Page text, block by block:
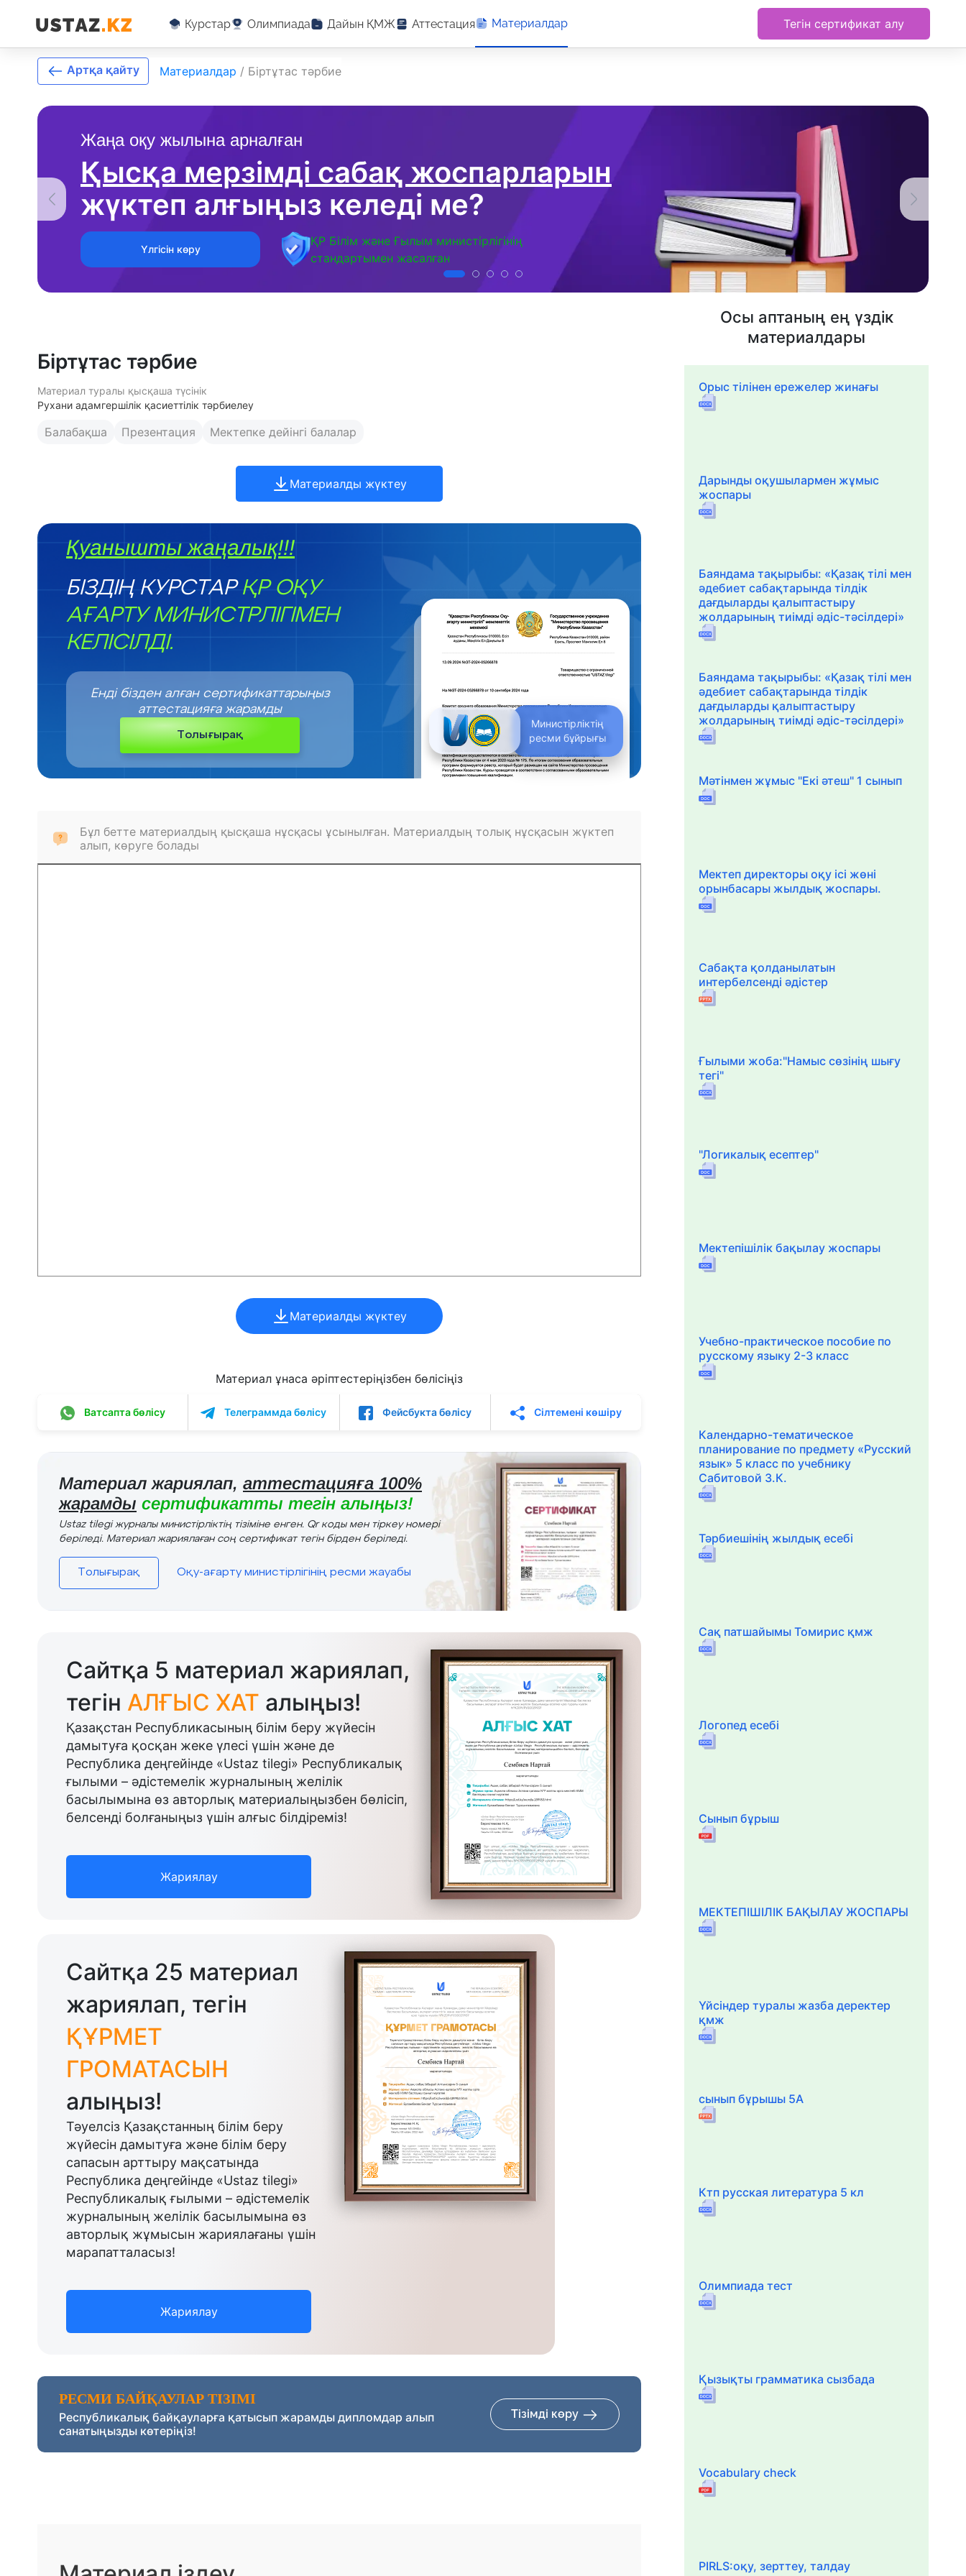
Курстар Олимпиада Дайын ҚМЖ Аттестация Материалдар Тегін сертификат алу
Жаңа оқу жылына арналған
Қысқа мерзімді сабақ жоспарларын
жүктеп алғыңыз келеді ме?
Үлгісін көру
ҚР Білім және Ғылым министірлігінің
стандартымен жасалған
Артқа қайту Материалдар / Біртұтас тәрбие
Біртұтас тәрбие
Материал туралы қысқаша түсінік
Рухани адамгершілік қасиеттілік тәрбиелеу
Балабақша Презентация Мектепке дейінгі балалар
Материалды жүктеу
Қуанышты жаңалық!!!
БІЗДІҢ КУРСТАР ҚР ОҚУ
АҒАРТУ МИНИСТРЛІГІМЕН
КЕЛІСІЛДІ.
Министірліктің
ресми бұйрығы
Енді бізден алған сертификаттарыңыз
аттестацияға жарамды
Толығырақ
Бұл бетте материалдың қысқаша нұсқасы ұсынылған. Материалдың толық нұсқасын жүктеп
алып, көруге болады
Материалды жүктеу
Материал ұнаса әріптестеріңізбен бөлісіңіз
Ватсапта бөлісу Телеграммда бөлісу Фейсбукта бөлісу Сілтемені көшіру
Материал жариялап, аттестацияға 100%
жарамды сертификатты тегін алыңыз!
Ustaz tilegi журналы министірліктің тізіміне енген. Qr коды мен тіркеу номері
беріледі. Материал жариялаған соң сертификат тегін бірден беріледі.
Толығырақ Оқу-ағарту министірлігінің ресми жауабы
Сайтқа 5 материал жариялап,
тегін АЛҒЫС ХАТ алыңыз!
Қазақстан Республикасының білім беру жүйесін
дамытуға қосқан жеке үлесі үшін және де
Республика деңгейінде «Ustaz tilegi» Республикалық
ғылыми – әдістемелік журналының желілік
басылымына өз авторлық материалыңызбен бөлісіп,
белсенді болғаныңыз үшін алғыс білдіреміз!
Жариялау
Сайтқа 25 материал
жариялап, тегін
ҚҰРМЕТ
ГРОМАТАСЫН
алыңыз!
Тәуелсіз Қазақстанның білім беру
жүйесін дамытуға және білім беру
сапасын арттыру мақсатында
Республика деңгейінде «Ustaz tilegi»
Республикалық ғылыми – әдістемелік
журналының желілік басылымына өз
авторлық жұмысын жариялағаны үшін
марапатталасыз!
Жариялау
РЕСМИ БАЙҚАУЛАР ТІЗІМІ
Республикалық байқауларға қатысып жарамды дипломдар алып
санатыңызды көтеріңіз!
Тізімді көру
Осы аптаның ең үздік
материалдары
Орыс тілінен ережелер жинағы
Дарынды оқушылармен жұмыс
жоспары
Баяндама тақырыбы: «Қазақ тілі мен
әдебиет сабақтарында тілдік
дағдыларды қалыптастыру
жолдарының тиімді әдіс-тәсілдері»
Баяндама тақырыбы: «Қазақ тілі мен
әдебиет сабақтарында тілдік
дағдыларды қалыптастыру
жолдарының тиімді әдіс-тәсілдері»
Мәтінмен жұмыс "Екі әтеш" 1 сынып
Мектеп директоры оқу ісі жөні
орынбасары жылдық жоспары.
Сабақта қолданылатын
интербелсенді әдістер
Ғылыми жоба:"Намыс сөзінің шығу
тегі"
"Логикалық есептер"
Мектепішілік бақылау жоспары
Учебно-практическое пособие по
русскому языку 2-3 класс
Календарно-тематическое
планирование по предмету «Русский
язык» 5 класс по учебнику
Сабитовой З.К.
Тәрбиешінің жылдық есебі
Сақ патшайымы Томирис қмж
Логопед есебі
Сынып бұрыш
МЕКТЕПІШІЛІК БАҚЫЛАУ ЖОСПАРЫ
Үйсіндер туралы жазба деректер
қмж
сынып бұрышы 5А
Ктп русская литература 5 кл
Олимпиада тест
Қызықты грамматика сызбада
Vocabulary check
PIRLS:оқу, зерттеу, талдау